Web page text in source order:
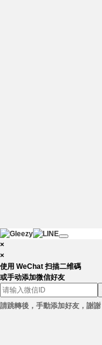
×
×
使用 WeChat 扫描二维碼
或手动添加微信好友
請跳轉後，手動添加好友，謝謝